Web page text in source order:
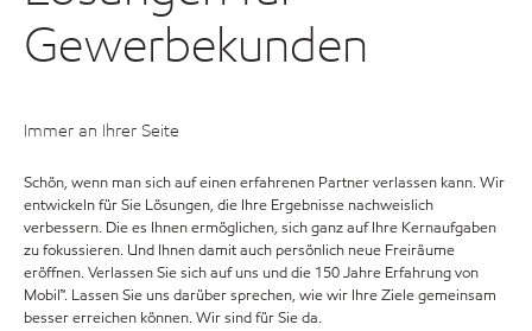
Gewerbekunden
Immer an Ihrer Seite
Schön, wenn man sich auf einen erfahrenen Partner verlassen kann. Wir
entwickeln für Sie Lösungen, die Ihre Ergebnisse nachweislich
verbessern. Die es Ihnen ermöglichen, sich ganz auf Ihre Kernaufgaben
zu fokussieren. Und Ihnen damit auch persönlich neue Freiräume
eröffnen. Verlassen Sie sich auf uns und die 150 Jahre Erfahrung von
Mobil™. Lassen Sie uns darüber sprechen, wie wir Ihre Ziele gemeinsam
besser erreichen können. Wir sind für Sie da.